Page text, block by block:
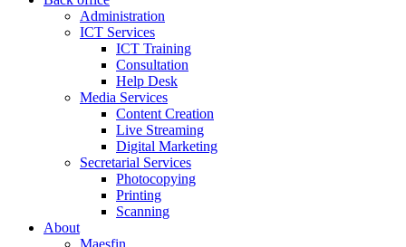
Administration
ICT Services
ICT Training
Consultation
Help Desk
Media Services
Content Creation
Live Streaming
Digital Marketing
Secretarial Services
Photocopying
Printing
Scanning
About
Maesfin